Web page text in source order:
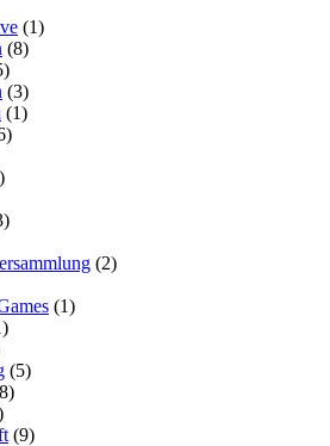
(1)
(8)
(3)
(1)
(2)
(1)
(5)
(9)